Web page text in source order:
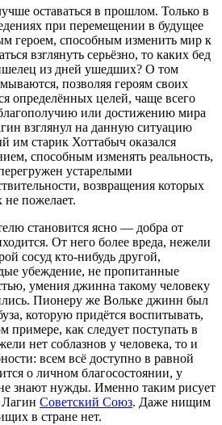
оставаться в прошлом. Только в
при перемещении в будущее
героем, способным изменить мир к
взглянуть серьёзно, то каких бед
из дней ушедших? О том
позволяя героям своих
определённых целей, чаще всего
или достижению мира
взглянул на данную ситуацию
им старик Хоттабыч оказался
способным изменять реальность,
устарелыми
возвращения которых
пожелает.
становится ясно — добра от
От него более вреда, нежели
сосуд кто-нибудь другой,
убеждение, не пропитанные
умения джинна такому человеку
Пионеру же Вольке джинн был
которую придётся воспитывать,
примере, как следует поступать в
нет соблазнов у человека, то и
всем всё доступно в равной
о личном благосостоянии, у
знают нужды. Именно таким рисует
Лагин Советский Союз. Даже нищим
в стране нет.